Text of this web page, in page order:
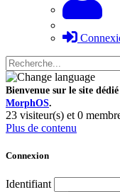
Bienvenue sur le site
MorphOS.
23 visiteur(s) et 0
Plus de contenu
Connexion
Identifiant